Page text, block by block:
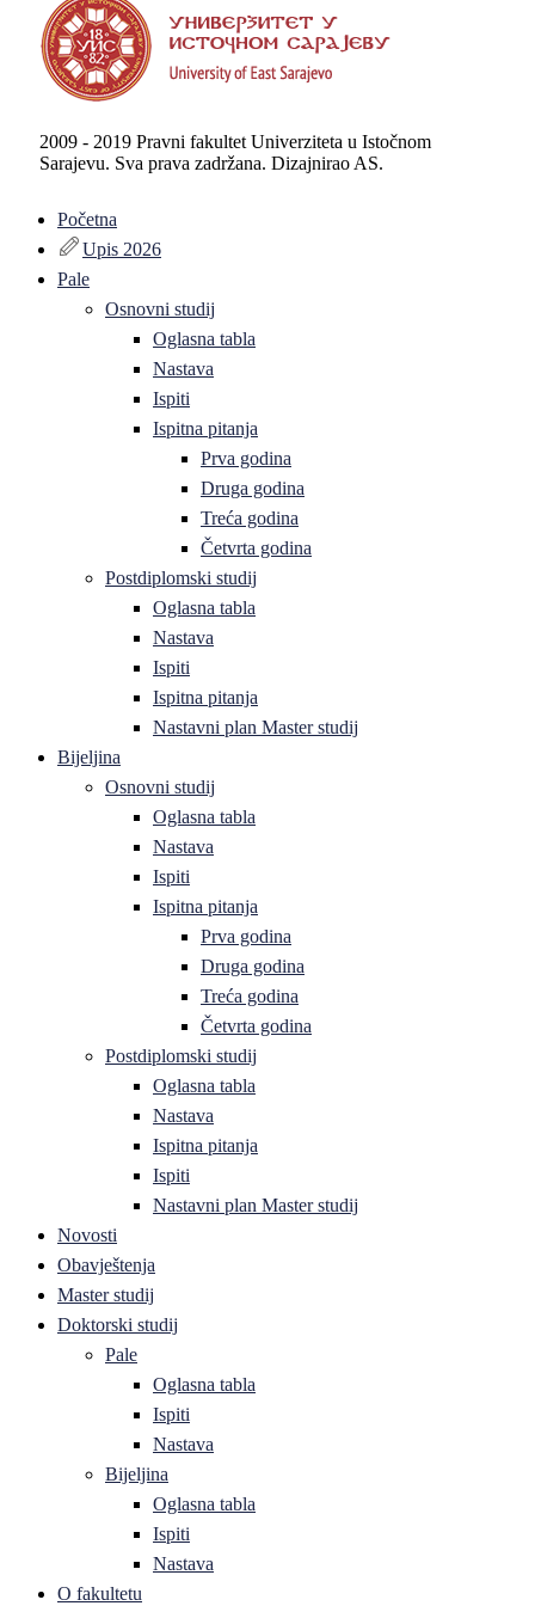
2009 - 2019 Pravni fakultet Univerziteta u Istočnom
Sarajevu. Sva prava zadržana. Dizajnirao AS.
Početna
Upis 2026
Pale
Osnovni studij
Oglasna tabla
Nastava
Ispiti
Ispitna pitanja
Prva godina
Druga godina
Treća godina
Četvrta godina
Postdiplomski studij
Oglasna tabla
Nastava
Ispiti
Ispitna pitanja
Nastavni plan Master studij
Bijeljina
Osnovni studij
Oglasna tabla
Nastava
Ispiti
Ispitna pitanja
Prva godina
Druga godina
Treća godina
Četvrta godina
Postdiplomski studij
Oglasna tabla
Nastava
Ispitna pitanja
Ispiti
Nastavni plan Master studij
Novosti
Obavještenja
Master studij
Doktorski studij
Pale
Oglasna tabla
Ispiti
Nastava
Bijeljina
Oglasna tabla
Ispiti
Nastava
O fakultetu